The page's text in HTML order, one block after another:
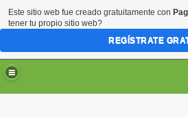
Este sitio web fue creado gratuitamente con
tener tu propio sitio web?
REGÍSTRATE